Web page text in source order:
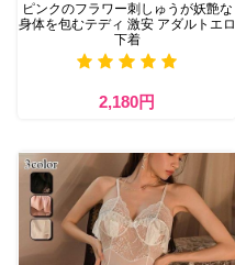
ピンクのフラワー刺しゅうが妖艶な
身体を包むテディ 激安 アダルトエロ
下着
2,180円